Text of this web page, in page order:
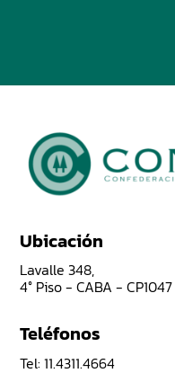
Ubicación
Lavalle 348,
4° Piso - CABA - CP1047
Teléfonos
Tel: 11.4311.4664